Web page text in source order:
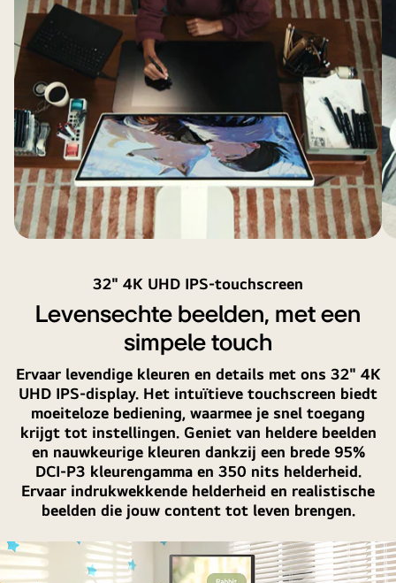
een
LG
Smart
Monitor
Swing.
hij
32" 4K UHD IPS-touchscreen
Levensechte beelden, met een
simpele touch
Ervaar levendige kleuren en details met ons 32" 4K
UHD IPS-display. Het intuïtieve touchscreen biedt
moeiteloze bediening, waarmee je snel toegang
krijgt tot instellingen. Geniet van heldere beelden
en nauwkeurige kleuren dankzij een brede 95%
DCI-P3 kleurengamma en 350 nits helderheid.
Ervaar indrukwekkende helderheid en realistische
beelden die jouw content tot leven brengen.